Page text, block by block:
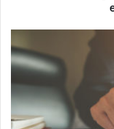
g
ê
i
a
e
s
u
i
s